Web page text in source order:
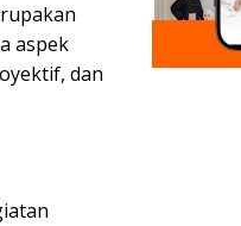
aspek
dan